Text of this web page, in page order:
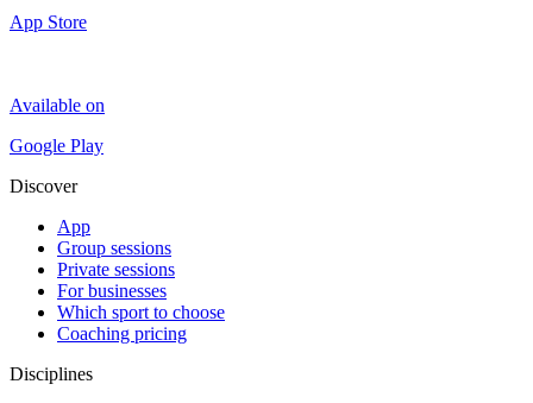
App Store
Available on
Google Play
Discover
App
Group sessions
Private sessions
For businesses
Which sport to choose
Coaching pricing
Disciplines